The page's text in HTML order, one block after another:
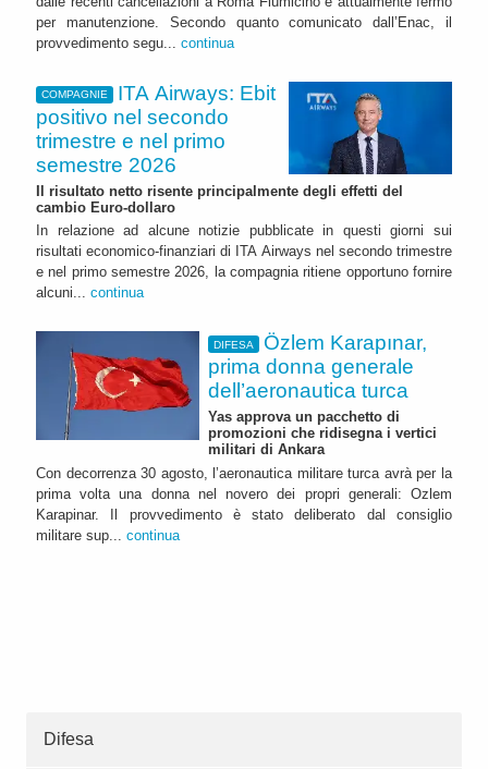
per manutenzione. Secondo quanto comunicato dall’Enac, il
provvedimento segu... continua
COMPAGNIE
ITA Airways: Ebit
positivo nel secondo
trimestre e nel primo
semestre 2026
Il risultato netto risente principalmente degli effetti del
cambio Euro-dollaro
In relazione ad alcune notizie pubblicate in questi giorni sui
risultati economico-finanziari di ITA Airways nel secondo trimestre
e nel primo semestre 2026, la compagnia ritiene opportuno fornire
alcuni... continua
DIFESA
Özlem Karapınar,
prima donna generale
dell’aeronautica turca
Yas approva un pacchetto di
promozioni che ridisegna i vertici
militari di Ankara
Con decorrenza 30 agosto, l’aeronautica militare turca avrà per la
prima volta una donna nel novero dei propri generali: Ozlem
Karapinar. Il provvedimento è stato deliberato dal consiglio
militare sup... continua
Difesa